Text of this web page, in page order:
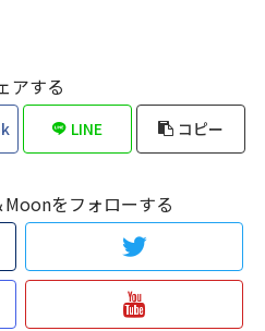
アする
LINE コピー
をフォローする